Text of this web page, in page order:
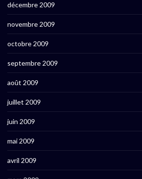
décembre 2009
novembre 2009
octobre 2009
septembre 2009
août 2009
juillet 2009
juin 2009
mai 2009
avril 2009